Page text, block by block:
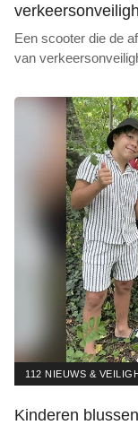
Een scooter die de
van
112 NIEUWS &
Kinderen